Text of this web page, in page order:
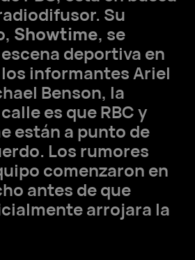
Su
Showtime, se
deportiva en
informantes Ariel
Benson, la
es que RBC y
están a punto de
Los rumores
comenzaron en
antes de que
arrojara la